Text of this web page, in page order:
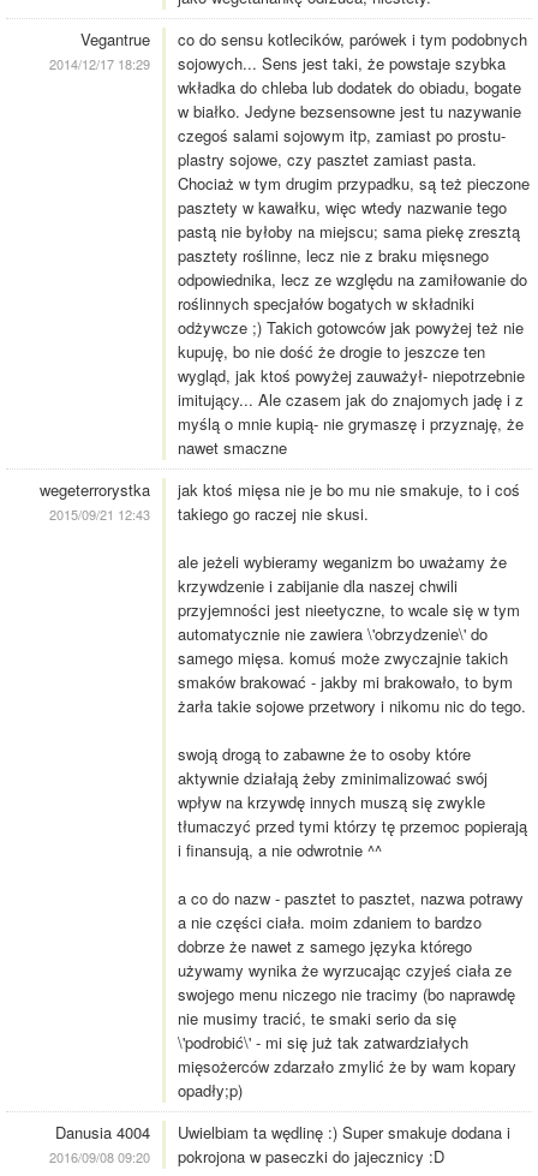
Vegantrue
2014/12/17 18:29
co do sensu kotlecików, parówek i tym podobnych
sojowych... Sens jest taki, że powstaje szybka
wkładka do chleba lub dodatek do obiadu, bogate
w białko. Jedyne bezsensowne jest tu nazywanie
czegoś salami sojowym itp, zamiast po prostu-
plastry sojowe, czy pasztet zamiast pasta.
Chociaż w tym drugim przypadku, są też pieczone
pasztety w kawałku, więc wtedy nazwanie tego
pastą nie byłoby na miejscu; sama piekę zresztą
pasztety roślinne, lecz nie z braku mięsnego
odpowiednika, lecz ze względu na zamiłowanie do
roślinnych specjałów bogatych w składniki
odżywcze ;) Takich gotowców jak powyżej też nie
kupuję, bo nie dość że drogie to jeszcze ten
wygląd, jak ktoś powyżej zauważył- niepotrzebnie
imitujący... Ale czasem jak do znajomych jadę i z
myślą o mnie kupią- nie grymaszę i przyznaję, że
nawet smaczne
wegeterrorystka
2015/09/21 12:43
jak ktoś mięsa nie je bo mu nie smakuje, to i coś
takiego go raczej nie skusi.
ale jeżeli wybieramy weganizm bo uważamy że
krzywdzenie i zabijanie dla naszej chwili
przyjemności jest nieetyczne, to wcale się w tym
automatycznie nie zawiera \'obrzydzenie\' do
samego mięsa. komuś może zwyczajnie takich
smaków brakować - jakby mi brakowało, to bym
żarła takie sojowe przetwory i nikomu nic do tego.
swoją drogą to zabawne że to osoby które
aktywnie działają żeby zminimalizować swój
wpływ na krzywdę innych muszą się zwykle
tłumaczyć przed tymi którzy tę przemoc popierają
i finansują, a nie odwrotnie ^^
a co do nazw - pasztet to pasztet, nazwa potrawy
a nie części ciała. moim zdaniem to bardzo
dobrze że nawet z samego języka którego
używamy wynika że wyrzucając czyjeś ciała ze
swojego menu niczego nie tracimy (bo naprawdę
nie musimy tracić, te smaki serio da się
\'podrobić\' - mi się już tak zatwardziałych
mięsożerców zdarzało zmylić że by wam kopary
opadły;p)
Danusia 4004
2016/09/08 09:20
Uwielbiam ta wędlinę :) Super smakuje dodana i
pokrojona w paseczki do jajecznicy :D